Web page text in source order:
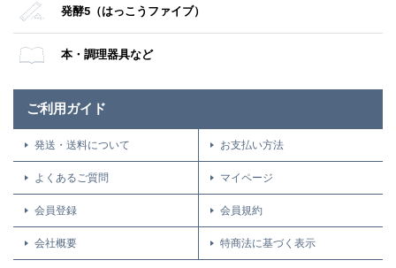
発酵5（はっこうファイブ）
本・調理器具など
ご利用ガイド
発送・送料について お支払い方法
よくあるご質問 マイページ
会員登録 会員規約
会社概要 特商法に基づく表示